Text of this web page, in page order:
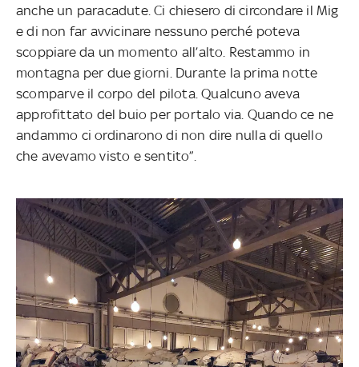
anche un paracadute. Ci chiesero di circondare il Mig
e di non far avvicinare nessuno perché poteva
scoppiare da un momento all’alto. Restammo in
montagna per due giorni. Durante la prima notte
scomparve il corpo del pilota. Qualcuno aveva
approfittato del buio per portalo via. Quando ce ne
andammo ci ordinarono di non dire nulla di quello
che avevamo visto e sentito”.